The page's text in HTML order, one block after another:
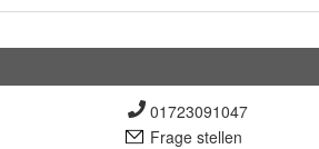
01723091047
Frage stellen